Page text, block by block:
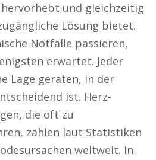
und gleichzeitig
Lösung bietet.
Notfälle passieren,
erwartet. Jeder
Lage geraten, in der
ist. Herz-
die oft zu
zählen laut Statistiken
weltweit. In